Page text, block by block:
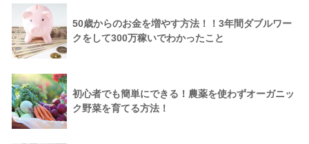
50歳からのお金を増やす方法！！3年間ダブルワー
クをして300万稼いでわかったこと
初心者でも簡単にできる！農薬を使わずオーガニッ
ク野菜を育てる方法！